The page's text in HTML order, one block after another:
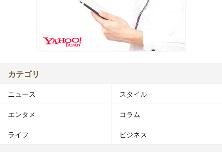
カテゴリ
ニュース スタイル
エンタメ コラム
ライフ ビジネス